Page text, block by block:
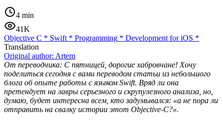
4 min
41K
Objective C * Swift * Programming * Development for iOS *
Translation
Original author: Artem
От переводчика: C пятницей, дорогие хабровчане! Хочу
поделиться сегодня с вами переводом статьи из небольшого
блога об опыте работы с языком Swift. Вряд ли она
претендует на лавры серьезного и скрупулезного анализа, но,
думаю, будет интересна всем, кто задумывался: «а не пора ли
отправить на свалку истории этот Objective-C?».